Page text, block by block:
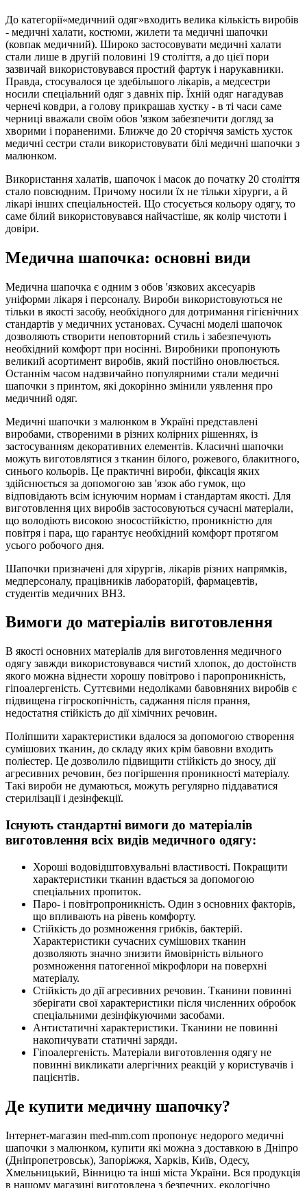
До категорії«медичний одяг»входить велика кількість виробів
- медичні халати, костюми, жилети та медичні шапочки
(ковпак медичний). Широко застосовувати медичні халати
стали лише в другій половині 19 століття, а до цієї пори
зазвичай використовувався простий фартук і нарукавники.
Правда, стосувалося це здебільшого лікарів, а медсестри
носили спеціальний одяг з давніх пір. Їхній одяг нагадував
чернечі ковдри, а голову прикрашав хустку - в ті часи саме
черниці вважали своїм обов 'язком забезпечити догляд за
хворими і пораненими. Ближче до 20 сторіччя замість хусток
медичні сестри стали використовувати білі медичні шапочки з
малюнком.
Використання халатів, шапочок і масок до початку 20 століття
стало повсюдним. Причому носили їх не тільки хірурги, а й
лікарі інших спеціальностей. Що стосується кольору одягу, то
саме білий використовувався найчастіше, як колір чистоти і
довіри.
Медична шапочка: основні види
Медична шапочка є одним з обов 'язкових аксесуарів
уніформи лікаря і персоналу. Вироби використовуються не
тільки в якості засобу, необхідного для дотримання гігієнічних
стандартів у медичних установах. Сучасні моделі шапочок
дозволяють створити неповторний стиль і забезпечують
необхідний комфорт при носінні. Виробники пропонують
великий асортимент виробів, який постійно оновлюється.
Останнім часом надзвичайно популярними стали медичні
шапочки з принтом, які докорінно змінили уявлення про
медичний одяг.
Медичні шапочки з малюнком в Україні представлені
виробами, створеними в різних колірних рішеннях, із
застосуванням декоративних елементів. Класичні шапочки
можуть виготовлятися з тканин білого, рожевого, блакитного,
синього кольорів. Це практичні вироби, фіксація яких
здійснюється за допомогою зав 'язок або гумок, що
відповідають всім існуючим нормам і стандартам якості. Для
виготовлення цих виробів застосовуються сучасні матеріали,
що володіють високою зносостійкістю, проникністю для
повітря і пара, що гарантує необхідний комфорт протягом
усього робочого дня.
Шапочки призначені для хірургів, лікарів різних напрямків,
медперсоналу, працівників лабораторій, фармацевтів,
студентів медичних ВНЗ.
Вимоги до матеріалів виготовлення
В якості основних матеріалів для виготовлення медичного
одягу завжди використовувався чистий хлопок, до достоїнств
якого можна віднести хорошу повітрово і паропроникність,
гіпоалергеність. Суттєвими недоліками бавовняних виробів є
підвищена гігроскопічність, саджання після прання,
недостатня стійкість до дії хімічних речовин.
Поліпшити характеристики вдалося за допомогою створення
сумішових тканин, до складу яких крім бавовни входить
поліестер. Це дозволило підвищити стійкість до зносу, дії
агресивних речовин, без погіршення проникності матеріалу.
Такі вироби не думаються, можуть регулярно піддаватися
стерилізації і дезінфекції.
Існують стандартні вимоги до матеріалів
виготовлення всіх видів медичного одягу:
Хороші водовідштовхувальні властивості. Покращити
характеристики тканин вдається за допомогою
спеціальних пропиток.
Паро- і повітропроникність. Один з основних факторів,
що впливають на рівень комфорту.
Стійкість до розмноження грибків, бактерій.
Характеристики сучасних сумішових тканин
дозволяють значно знизити ймовірність вільного
розмноження патогенної мікрофлори на поверхні
матеріалу.
Стійкість до дії агресивних речовин. Тканини повинні
зберігати свої характеристики після численних обробок
спеціальними дезінфікуючими засобами.
Антистатичні характеристики. Тканини не повинні
накопичувати статичні заряди.
Гіпоалергеність. Матеріали виготовлення одягу не
повинні викликати алергічних реакцій у користувачів і
пацієнтів.
Де купити медичну шапочку?
Інтернет-магазин med-mm.com пропонує недорого медичні
шапочки з малюнком, купити які можна з доставкою в Дніпро
(Дніпропетровськ), Запоріжжя, Харків, Київ, Одесу,
Хмельницький, Вінницю та інші міста України. Вся продукція
в нашому магазині виготовлена з безпечних, екологічно